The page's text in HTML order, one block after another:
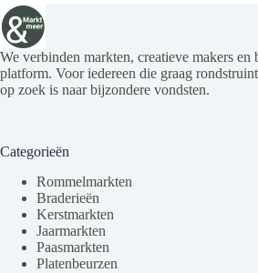
We verbinden markten, creatieve makers en
platform. Voor iedereen die graag
op zoek is naar bijzondere vondsten.
Categorieën
Rommelmarkten
Braderieën
Kerstmarkten
Jaarmarkten
Paasmarkten
Platenbeurzen